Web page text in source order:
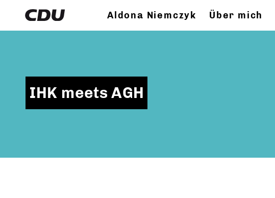
Aldona Niemczyk Über mich
IHK meets AGH